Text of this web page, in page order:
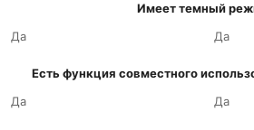
Имеет темный
Да
Да
Есть функция совместного
Да
Да